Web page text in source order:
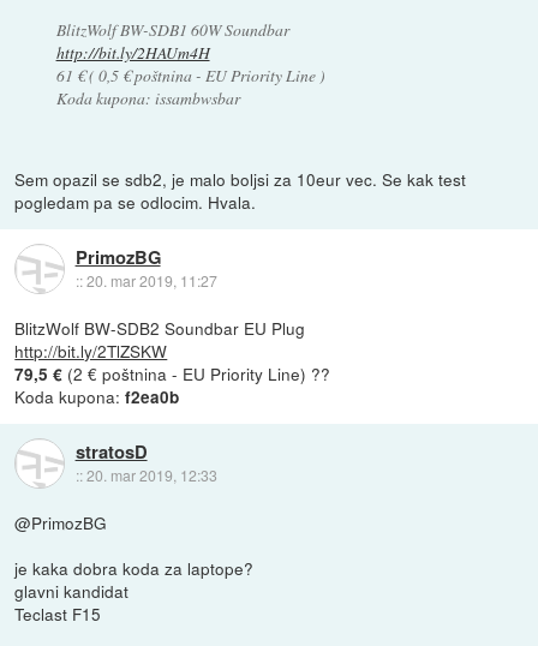
BlitzWolf BW-SDB1 60W Soundbar
http://bit.ly/2HAUm4H
61 € ( 0,5 € poštnina - EU Priority Line )
Koda kupona: issambwsbar
Sem opazil se sdb2, je malo boljsi za 10eur vec. Se kak test
pogledam pa se odlocim. Hvala.
PrimozBG
::20. mar 2019, 11:27
BlitzWolf BW-SDB2 Soundbar EU Plug
http://bit.ly/2TlZSKW
79,5 € (2 € poštnina - EU Priority Line) ??
Koda kupona:f2ea0b
stratosD
::20. mar 2019, 12:33
@PrimozBG
je kaka dobra koda za laptope?
glavni kandidat
Teclast F15